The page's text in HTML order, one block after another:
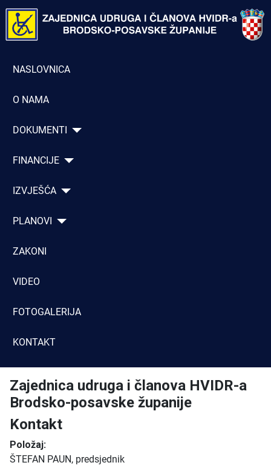
NASLOVNICA
O NAMA
DOKUMENTI
FINANCIJE
IZVJEŠĆA
PLANOVI
ZAKONI
VIDEO
FOTOGALERIJA
KONTAKT
Zajednica udruga i članova HVIDR-a
Brodsko-posavske županije
Kontakt
Položaj:
ŠTEFAN PAUN, predsjednik